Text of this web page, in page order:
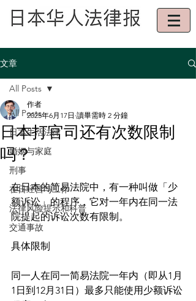
文章
All Posts
日本生活法律
婚姻与家庭
刑事
在日经营与工作
法律风险提示和科普
交通事故
All Posts
日本打官司还有次数限制
吗？
作者
2025年6月17日 讀畢需時 2 分鐘
在日本的简易法院中，有一种叫做「少
额诉讼」的程序，它对一年内在同一法
院提起的诉讼次数有限制。
具体限制
同一人在同一简易法院一年内（即从1月
1日到12月31日）最多只能使用少额诉讼